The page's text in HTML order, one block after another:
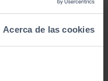
Acerca de las cookies
averías puedes sufrir
neumáticos en